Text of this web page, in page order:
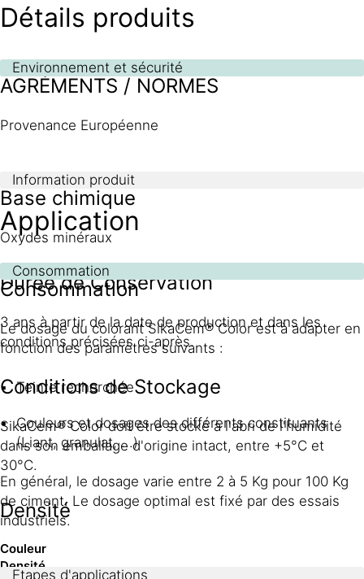
Détails produits
Environnement et sécurité
AGRÉMENTS / NORMES
Provenance Européenne
Information produit
Base chimique
Oxydes minéraux
Durée de Conservation
3 ans à partir de la date de production et dans les
conditions précisées ci-après.
Conditions de Stockage
SikaCem® Color doit être stocké à l'abri de l'humidité
dans son emballage d'origine intact, entre +5°C et
30°C.
Densité
Couleur
Densité
Application
Consommation
Consommation
Le dosage du colorant SikaCem® Color est à adapter en
fonction des paramètres suivants :
Teinte recherchée
Couleurs et dosages des différents constituants
(Liant, granulat, ...)
En général, le dosage varie entre 2 à 5 Kg pour 100 Kg
de ciment. Le dosage optimal est fixé par des essais
industriels.
Etapes d'applications